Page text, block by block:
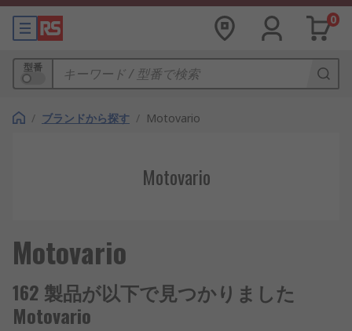
0
型番
/ ブランドから探す / Motovario
Motovario
Motovario
162 製品が以下で見つかりました
Motovario